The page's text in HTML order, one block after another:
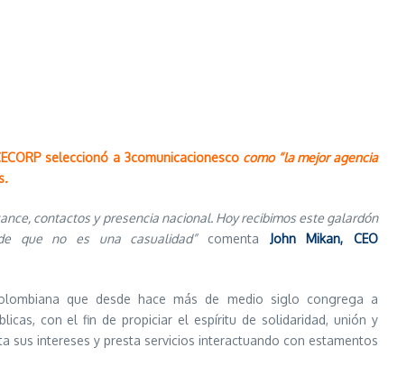
seleccionó a 3comunicacionesco como “la mejor agencia
.
contactos y presencia nacional. Hoy recibimos este galardón
que no es una casualidad”comenta John Mikan, CEO
que desde hace más de medio siglo congrega a
con el fin de propiciar el espíritu de solidaridad, unión y
sus intereses y presta servicios interactuando con estamentos